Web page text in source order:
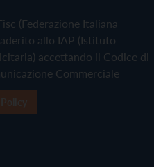
(Federazione Italiana
allo IAP (Istituto
accettando il Codice di
Commerciale